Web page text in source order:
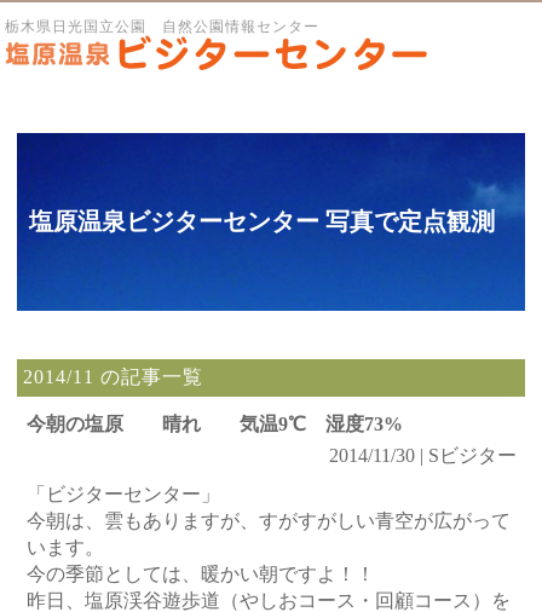
栃木県日光国立公園 自然公園情報センター
塩原温泉ビジターセンター 写真で定点観測
2014/11 の記事一覧
今朝の塩原 晴れ 気温9℃ 湿度73%
2014/11/30 | Sビジター
「ビジターセンター」
今朝は、雲もありますが、すがすがしい青空が広がって
います。
今の季節としては、暖かい朝ですよ！！
昨日、塩原渓谷遊歩道（やしおコース・回顧コース）を